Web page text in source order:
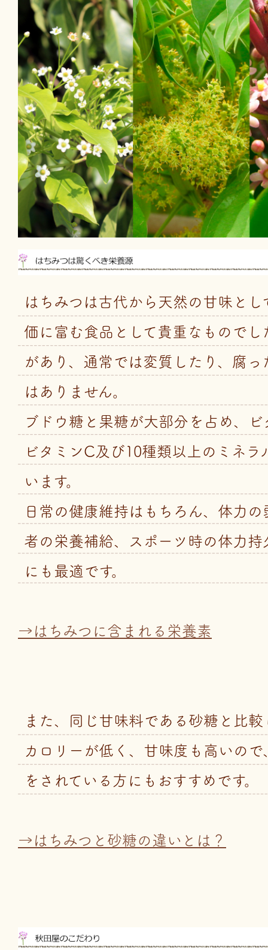
はちみつは古代から天然の甘味とし
価に富む食品として貴重なものでし
があり、通常では変質したり、腐っ
はありません。
ブドウ糖と果糖が大部分を占め、
ビタミンC及び10種類以上のミネラ
います。
日常の健康維持はもちろん、体力
者の栄養補給、スポーツ時の体力持
にも最適です。
→はちみつに含まれる栄養素
また、同じ甘味料である砂糖と比
カロリーが低く、甘味度も高いので
をされている方にもおすすめです。
→はちみつと砂糖の違いとは？